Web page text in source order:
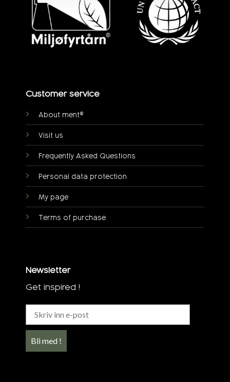
Customer service
About ment®
Visit us
Frequently Asked Questions
Personal data protection
My page
Terms of purchase
Newsletter
Get inspired !
Bli med !